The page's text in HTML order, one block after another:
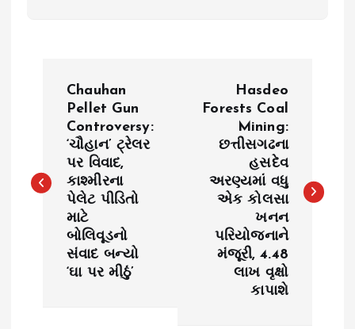
t
Chauhan
Pellet Gun
Controversy:
‘ચૌહાન’ ટ્રેલર
પર વિવાદ,
કાશ્મીરના
પેલેટ પીડિતો
માટે
બોલિવૂડનો
સંવાદ બન્યો
‘ઘા પર મીઠું’
Hasdeo
Forests Coal
Mining:
છત્તીસગઢના
હસદેવ
અરણ્યમાં વધુ
એક કોલસા
ખનન
પરિયોજનાને
મંજૂરી, 4.48
લાખ વૃક્ષો
કાપાશે